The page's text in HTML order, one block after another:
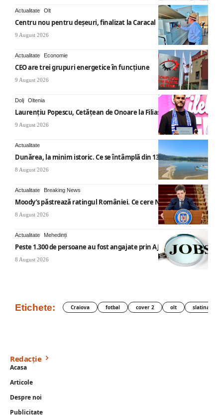
Actualitate Olt
Centru nou pentru deșeuri, finalizat la Caracal
9 August 2026
Actualitate Economie
CEO are trei grupuri energetice în funcțiune
9 August 2026
Dolj Oltenia
Laurențiu Popescu, Cetățean de Onoare la Filiași
9 August 2026
Actualitate
Dunărea, la minim istoric. Ce se întâmplă din 13 august
8 August 2026
Actualitate Breaking News
Moody’s păstrează ratingul României. Ce cere Nicușor Dan
8 August 2026
Actualitate Mehedinți
Peste 1.300 de persoane au fost angajate prin AJOFM Mehedinți
8 August 2026
Etichete: Craiova fotbal cover 2 olt slatina
Redacție
Acasa
Articole
Despre noi
Publicitate